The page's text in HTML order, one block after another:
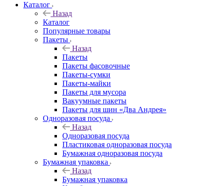
Каталог
Назад
Каталог
Популярные товары
Пакеты
Назад
Пакеты
Пакеты фасовочные
Пакеты-сумки
Пакеты-майки
Пакеты для мусора
Вакуумные пакеты
Пакеты для шин «Два Андрея»
Одноразовая посуда
Назад
Одноразовая посуда
Пластиковая одноразовая посуда
Бумажная одноразовая посуда
Бумажная упаковка
Назад
Бумажная упаковка